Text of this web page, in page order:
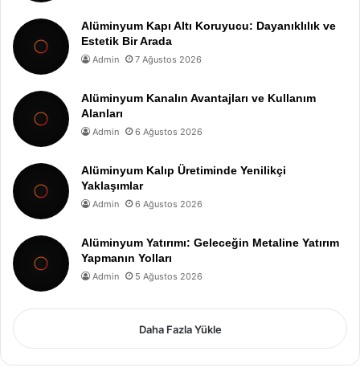
Alüminyum Kapı Altı Koruyucu: Dayanıklılık ve
Estetik Bir Arada
Admin 7 Ağustos 2026
Alüminyum Kanalın Avantajları ve Kullanım
Alanları
Admin 6 Ağustos 2026
Alüminyum Kalıp Üretiminde Yenilikçi
Yaklaşımlar
Admin 6 Ağustos 2026
Alüminyum Yatırımı: Geleceğin Metaline Yatırım
Yapmanın Yolları
Admin 5 Ağustos 2026
Daha Fazla Yükle